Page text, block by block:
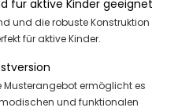
für aktive Kinder geeignet
und die robuste Konstruktion
für aktive Kinder.
Musterangebot ermöglicht es
und funktionalen